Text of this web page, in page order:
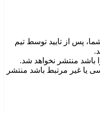
پس از تایید توسط تیم
باشد منتشر نخواهد شد.
یا غیر مرتبط باشد منتشر